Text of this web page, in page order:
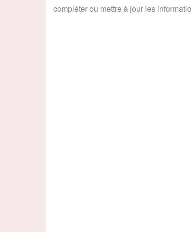
compléter ou mettre à jour les